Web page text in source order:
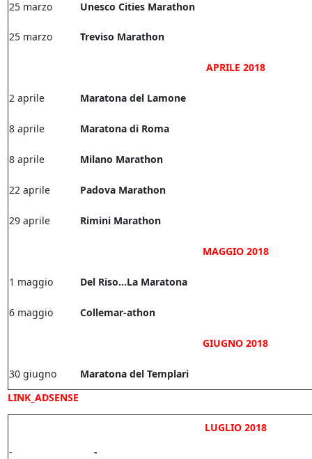
25 marzo Unesco Cities Marathon
25 marzo Treviso Marathon
APRILE 2018
2 aprile Maratona del Lamone
8 aprile Maratona di Roma
8 aprile Milano Marathon
22 aprile Padova Marathon
29 aprile Rimini Marathon
MAGGIO 2018
1 maggio Del Riso...La Maratona
6 maggio Collemar-athon
GIUGNO 2018
30 giugno
Maratona del Templari
LINK_ADSENSE
LUGLIO 2018
-
-